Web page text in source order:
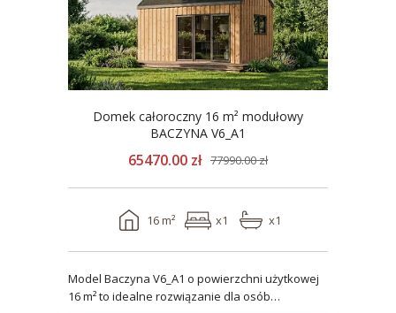
Domek całoroczny 16 m² modułowy
BACZYNA V6_A1
65470.00 zł 77990.00 zł
16 m² x1 x1
Model Baczyna V6_A1 o powierzchni użytkowej
16 m² to idealne rozwiązanie dla osób